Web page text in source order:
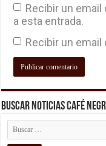
Recibir un
a esta entrada.
Recibir un email
Buscar Noticias Café